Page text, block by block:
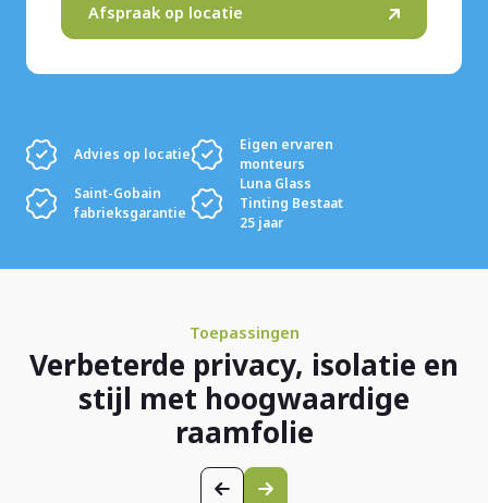
Afspraak op locatie
Advies op locatie
Eigen ervaren
monteurs
Saint-Gobain
fabrieksgarantie
Luna Glass
Tinting Bestaat
25 jaar
Toepassingen
Verbeterde privacy, isolatie en
stijl met hoogwaardige
raamfolie